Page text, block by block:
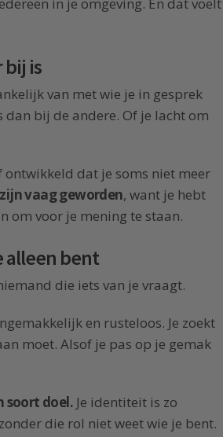
bij is
van met wie je in gesprek
dan bij de andere. Of je lacht om
ontwikkeld dat je soms niet meer
vaag geworden, want je hebt
om voor je mening te staan.
alleen bent
die iets van je vraagt.
en rusteloos. Je zoekt
moet. Alsof je pas op je gemak
soort doel. Je identiteit is zo
die rol niet weet wie je bent.